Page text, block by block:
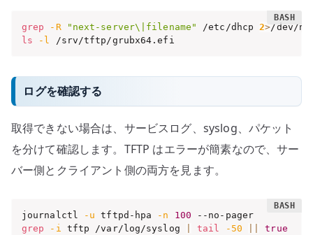
grep -R "next-server\|filename" /etc/dhcp 2>/dev/
ls
-l /srv/tftp/grubx64.efi
ログを確認する
取得できない場合は、サービスログ、syslog、パケット
を分けて確認します。TFTP はエラーが簡素なので、サー
バー側とクライアント側の両方を見ます。
journalctl -u tftpd-hpa -n 100
grep
-i tftp /var/log/syslog tail -50 true